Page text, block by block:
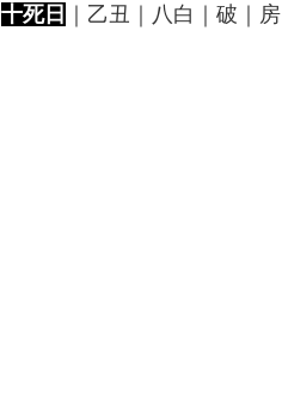
十死日 ｜乙丑｜八白｜破｜房